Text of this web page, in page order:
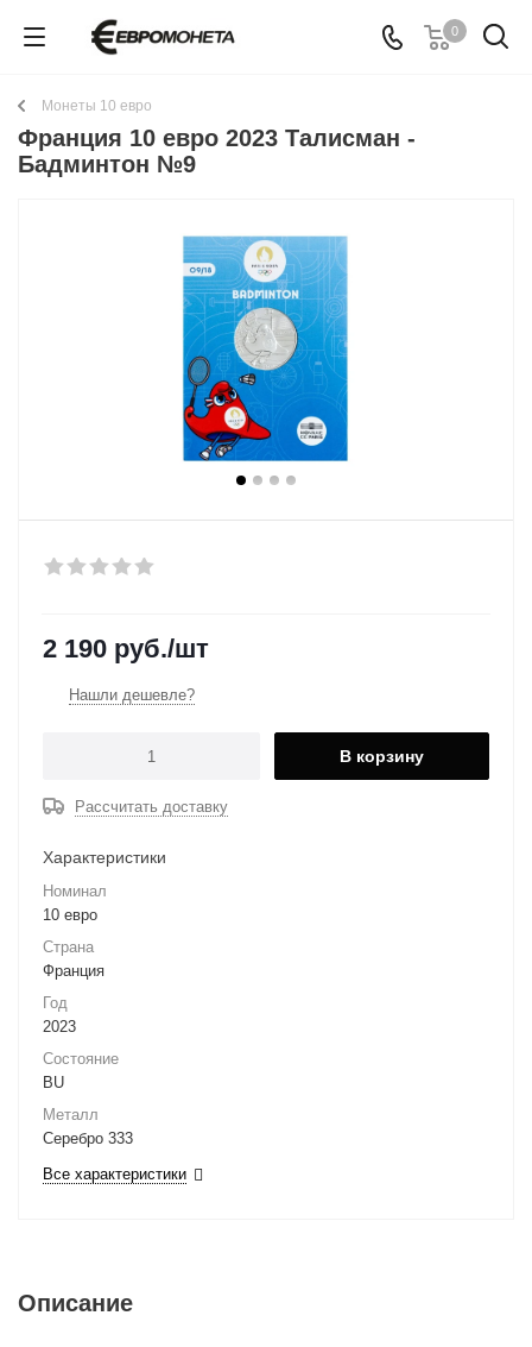
0
Монеты 10 евро
Франция 10 евро 2023 Талисман -
Бадминтон №9
2 190 руб./шт
Нашли дешевле?
В корзину
Рассчитать доставку
Характеристики
Номинал
10 евро
Страна
Франция
Год
2023
Состояние
BU
Металл
Серебро 333
Все характеристики
Описание